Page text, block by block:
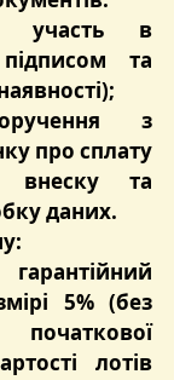
участь в
та
з
про сплату
внеску та
даних.
5% (без
лотів